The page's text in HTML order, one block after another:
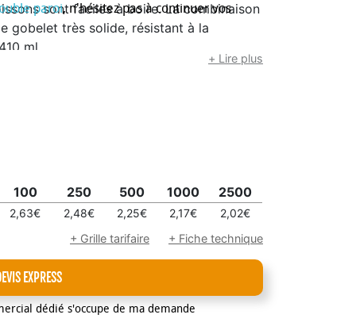
sont faciles à boire. La combinaison
gobelet très solide, résistant à la
ml.
paroi, n'hésitez pas à continuer vos
+ Lire plus
100 250 500 1000 2500
2,63€ 2,48€ 2,25€ 2,17€
2,02€
+ Grille tarifaire
+ Fiche technique
EXPRESS
dédié s'occupe de ma demande